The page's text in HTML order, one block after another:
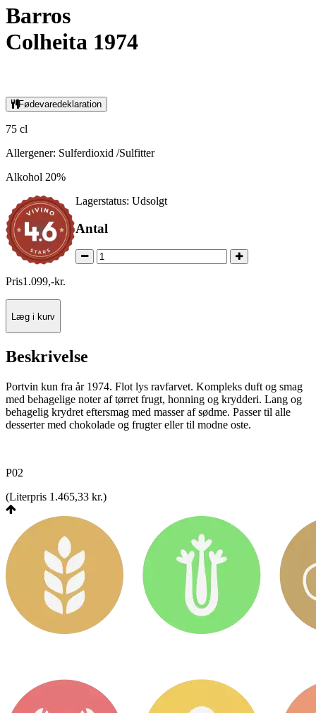
Barros
Colheita 1974
Fødevaredeklaration
75 cl
Allergener: Sulferdioxid /Sulfitter
Alkohol 20%
Lagerstatus: Udsolgt
Antal
Pris1.099,-kr.
Læg i kurv
Beskrivelse
Portvin kun fra år 1974. Flot lys ravfarvet. Kompleks duft og smag
med behagelige noter af tørret frugt, honning og krydderi. Lang og
behagelig krydret eftersmag med masser af sødme. Passer til alle
desserter med chokolade og frugter eller til modne oste.
P02
(Literpris 1.465,33 kr.)